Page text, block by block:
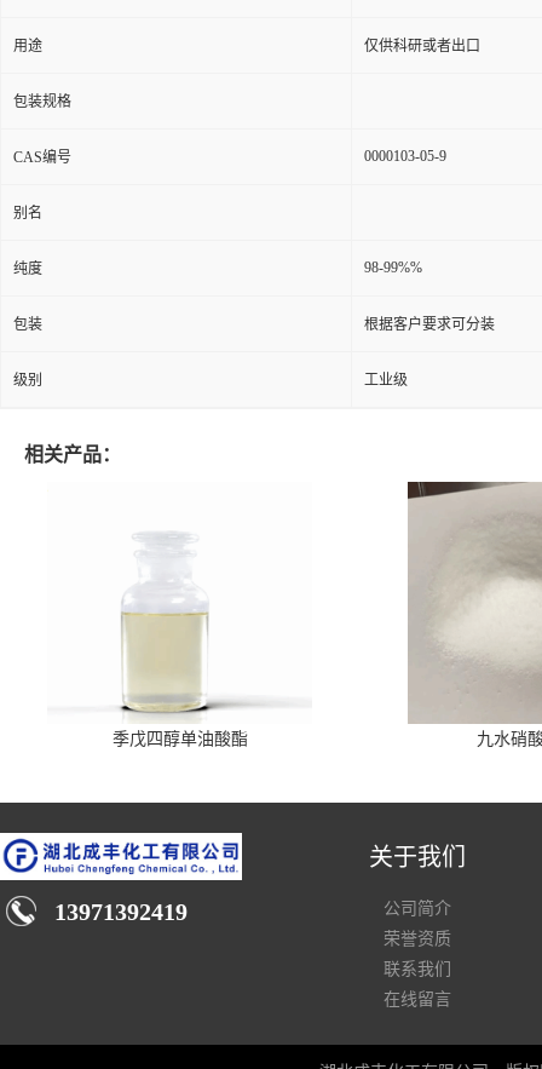
用途 仅供科研或者出口
包装规格
CAS编号 0000103-05-9
别名
纯度 98-99%%
包装 根据客户要求可分装
级别 工业级
相关产品：
季戊四醇单油酸酯 九水硝
13971392419
关于我们
公司简介
荣誉资质
联系我们
在线留言